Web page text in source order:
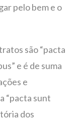
pelo bem e o
são “pacta
e é de suma
e
“pacta sunt
dos